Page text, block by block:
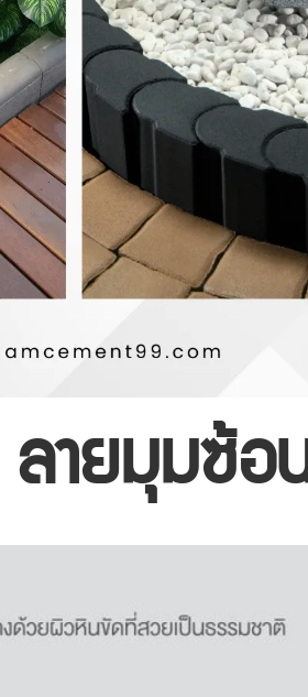
ลายมุมซ้อ